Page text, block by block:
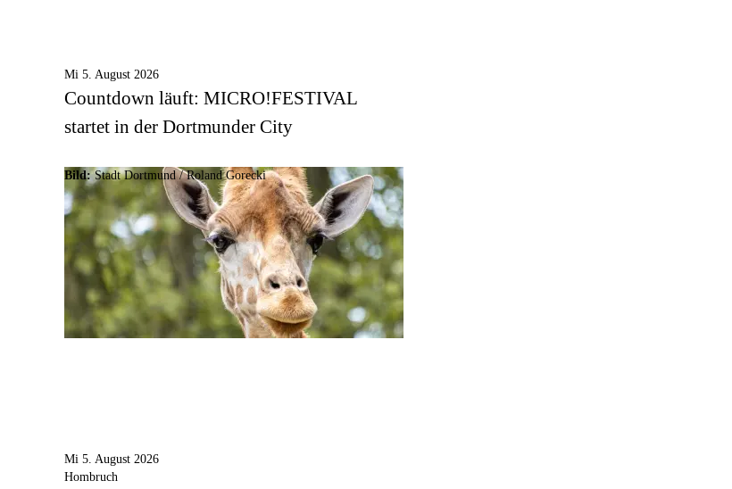
Mi 5. August 2026
Countdown läuft: MICRO!FESTIVAL
startet in der Dortmunder City
Bild:Stadt Dortmund / Roland Gorecki
Mi 5. August 2026
Hombruch